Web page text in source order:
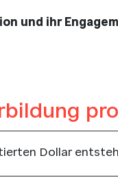
und ihr
Dollar